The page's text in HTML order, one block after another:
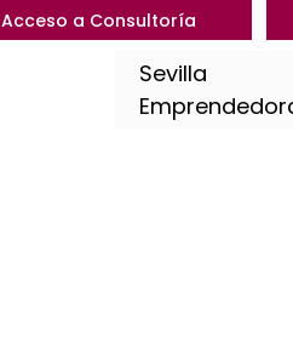
Acceso a Consultoría
Sevilla